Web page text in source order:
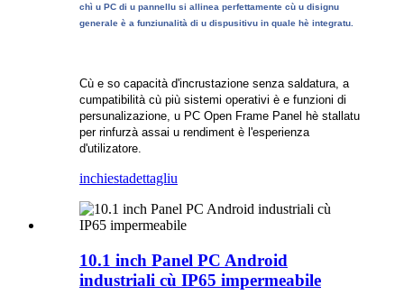
chì u PC di u pannellu si allinea perfettamente cù u disignu
generale è a funziunalità di u dispusitivu in quale hè integratu.
Cù e so capacità d'incrustazione senza saldatura, a
cumpatibilità cù più sistemi operativi è e funzioni di
persunalizazione, u PC Open Frame Panel hè stallatu
per rinfurzà assai u rendiment è l'esperienza
d'utilizatore.
inchiestadettagliu
10.1 inch Panel PC Android
industriali cù IP65 impermeabile